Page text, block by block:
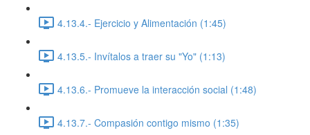
4.13.4.- Ejercicio y Alimentación (1:45)
4.13.5.- Invítalos a traer su "Yo" (1:13)
4.13.6.- Promueve la interacción social (1:48)
4.13.7.- Compasión contigo mismo (1:35)